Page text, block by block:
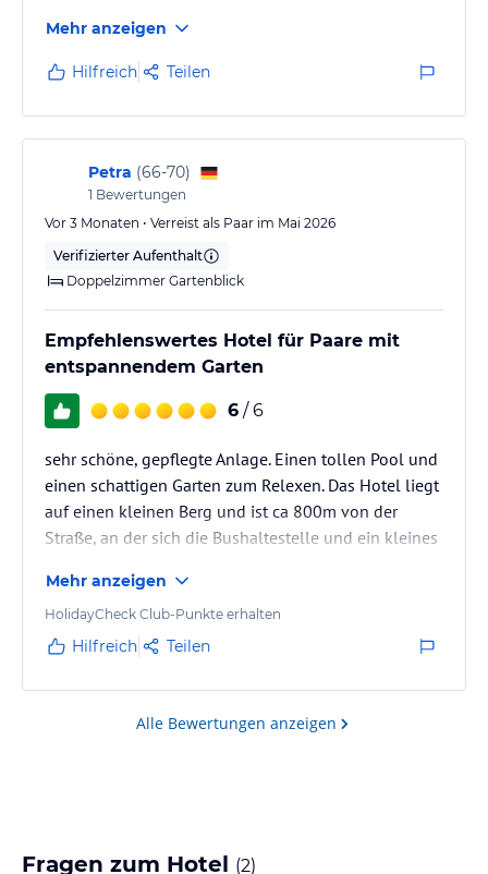
Ansonsten ist ein Auto auf jeden Fall zu empfehlen ,
da das Hotel wirklich auf dem Berg liegt. Es sind zum
Strand schon ein paar Meter. Ansonsten ist der
Ausblick daher natürlich wundervoll!
Mehr anzeigen
Hilfreich Teilen
Petra (66-70)
1 Bewertungen
Vor 3 Monaten • Verreist als Paar im Mai 2026
Verifizierter Aufenthalt
Doppelzimmer Gartenblick
Empfehlenswertes Hotel für Paare mit
entspannendem Garten
6 / 6
sehr schöne, gepflegte Anlage. Einen tollen Pool und
einen schattigen Garten zum Relexen. Das Hotel liegt
auf einen kleinen Berg und ist ca 800m von der
Straße, an der sich die Bushaltestelle und ein kleines
unbedingt erforderlich.
Mehr anzeigen
HolidayCheck Club-Punkte erhalten
Hilfreich Teilen
Alle Bewertungen anzeigen
Fragen zum Hotel (2)